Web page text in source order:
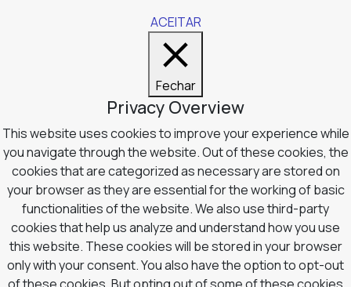
ACEITAR
Fechar
Privacy Overview
This website uses cookies to improve your experience while
you navigate through the website. Out of these cookies, the
cookies that are categorized as necessary are stored on
your browser as they are essential for the working of basic
functionalities of the website. We also use third-party
cookies that help us analyze and understand how you use
this website. These cookies will be stored in your browser
only with your consent. You also have the option to opt-out